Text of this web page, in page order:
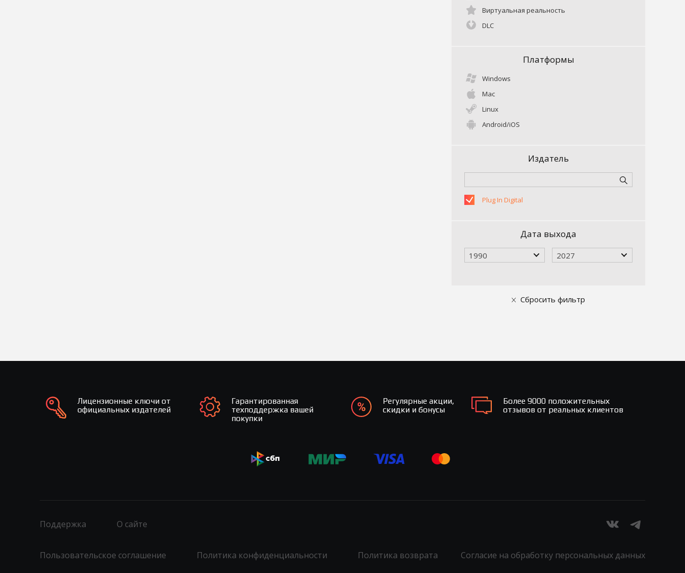
Виртуальная реальность
DLC
Платформы
Windows
Mac
Linux
Android/iOS
Издатель
Plug In Digital
Дата выхода
1990 2027
Сбросить фильтр
Лицензионные ключи от
официальных издателей
Гарантированная
техподдержка вашей
покупки
Регулярные акции,
скидки и бонусы
Более 9000 положительных
отзывов от реальных клиентов
Поддержка О сайте
Пользовательское соглашение Политика конфиденциальности Политика возврата Согласие на обработку персональных данных